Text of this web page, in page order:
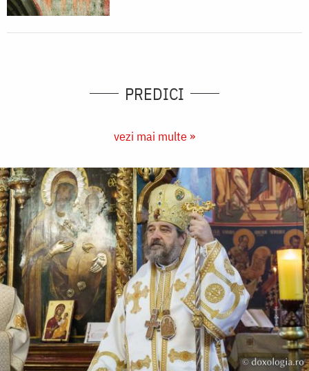
PREDICI
vezi mai multe »